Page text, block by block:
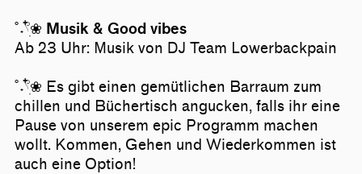
˚˖𓍢ִ໋❀ Musik & Good vibes
Ab 23 Uhr: Musik von DJ Team Lowerbackpain
˚˖𓍢ִ໋❀ Es gibt einen gemütlichen Barraum zum
chillen und Büchertisch angucken, falls ihr eine
Pause von unserem epic Programm machen
wollt. Kommen, Gehen und Wiederkommen ist
auch eine Option!